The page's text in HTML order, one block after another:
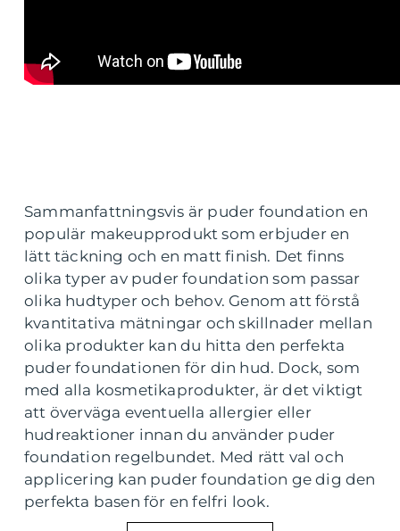
Sammanfattningsvis är puder foundation en
populär makeupprodukt som erbjuder en
lätt täckning och en matt finish. Det finns
olika typer av puder foundation som passar
olika hudtyper och behov. Genom att förstå
kvantitativa mätningar och skillnader mellan
olika produkter kan du hitta den perfekta
puder foundationen för din hud. Dock, som
med alla kosmetikaprodukter, är det viktigt
att överväga eventuella allergier eller
hudreaktioner innan du använder puder
foundation regelbundet. Med rätt val och
applicering kan puder foundation ge dig den
perfekta basen för en felfri look.